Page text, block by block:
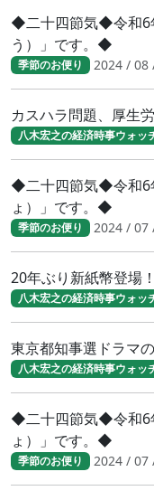
◆二十四節気◆令和6
う）」です。◆
季節のお便り 2024 / 08
カスハラ問題、厚生
八木宏之の経済時事ウォッ
◆二十四節気◆令和6
ょ）」です。◆
季節のお便り 2024 / 07
20年ぶり新紙幣登場
八木宏之の経済時事ウォッ
東京都知事選ドラマ
八木宏之の経済時事ウォッ
◆二十四節気◆令和6
ょ）」です。◆
季節のお便り 2024 / 07